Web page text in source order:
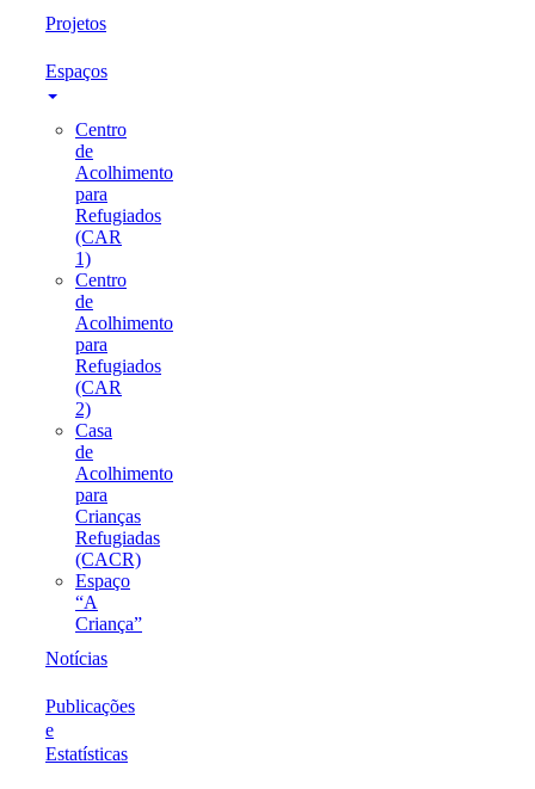
Projetos
Espaços
Centro
de
Acolhimento
para
Refugiados
(CAR
1)
Centro
de
Acolhimento
para
Refugiados
(CAR
2)
Casa
de
Acolhimento
para
Crianças
Refugiadas
(CACR)
Espaço
“A
Criança”
Notícias
Publicações
e
Estatísticas